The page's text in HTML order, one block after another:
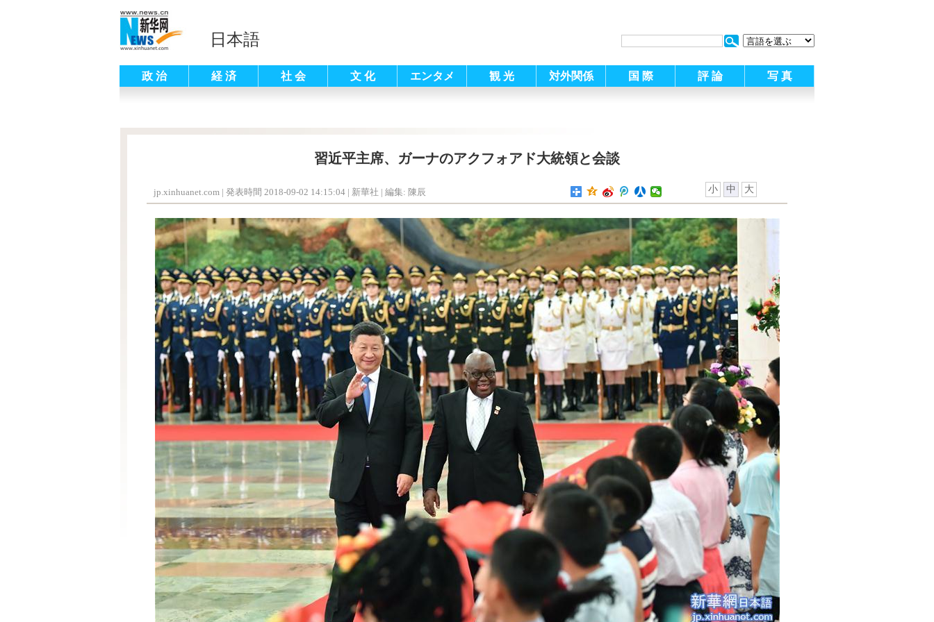
日本語
政 治 経 済 社 会 文 化 エンタメ 観 光 対外関係 国 際 評 論 写 真
習近平主席、ガーナのアクフォアド大統領と会談
jp.xinhuanet.com | 発表時間 2018-09-02 14:15:04 | 新華社 | 編集: 陳辰 小 中 大